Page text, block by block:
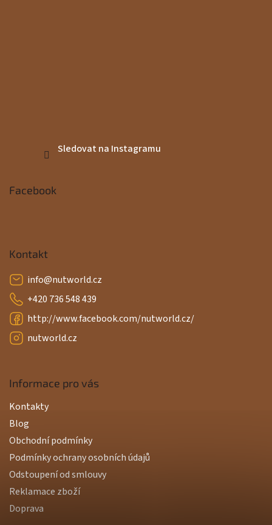
Sledovat na Instagramu
Facebook
Kontakt
info@nutworld.cz
+420 736 548 439
http://www.facebook.com/nutworld.cz/
nutworld.cz
Informace pro vás
Kontakty
Blog
Obchodní podmínky
Podmínky ochrany osobních údajů
Odstoupení od smlouvy
Reklamace zboží
Doprava